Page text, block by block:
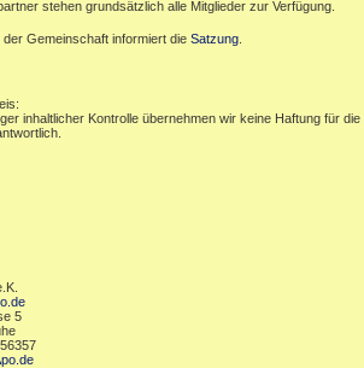
stehen grundsätzlich alle Mitglieder zur Verfügung.
der Gemeinschaft informiert die Satzung
inhaltlicher Kontrolle übernehmen wir keine Haftung für
5